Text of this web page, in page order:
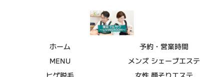
ホーム
予約・営業時間
MENU
メンズ シェーブエステ
ヒゲ脱毛
女性 顔そりエステ